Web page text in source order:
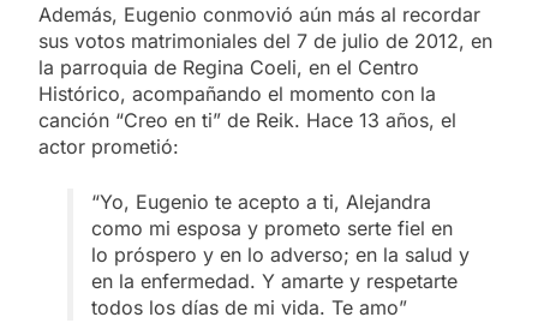
Además, Eugenio conmovió aún más al recordar
sus votos matrimoniales del 7 de julio de 2012, en
la parroquia de Regina Coeli, en el Centro
Histórico, acompañando el momento con la
canción “Creo en ti” de Reik. Hace 13 años, el
actor prometió:
“Yo, Eugenio te acepto a ti, Alejandra
como mi esposa y prometo serte fiel en
lo próspero y en lo adverso; en la salud y
en la enfermedad. Y amarte y respetarte
todos los días de mi vida. Te amo”